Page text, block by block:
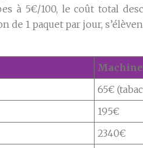
à 5€/100, le coût total
1 paquet par jour,
Machine
65€
195€
2340€